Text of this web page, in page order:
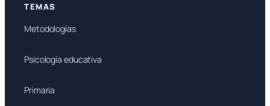
TEMAS
Metodologías
Psicología educativa
Primaria